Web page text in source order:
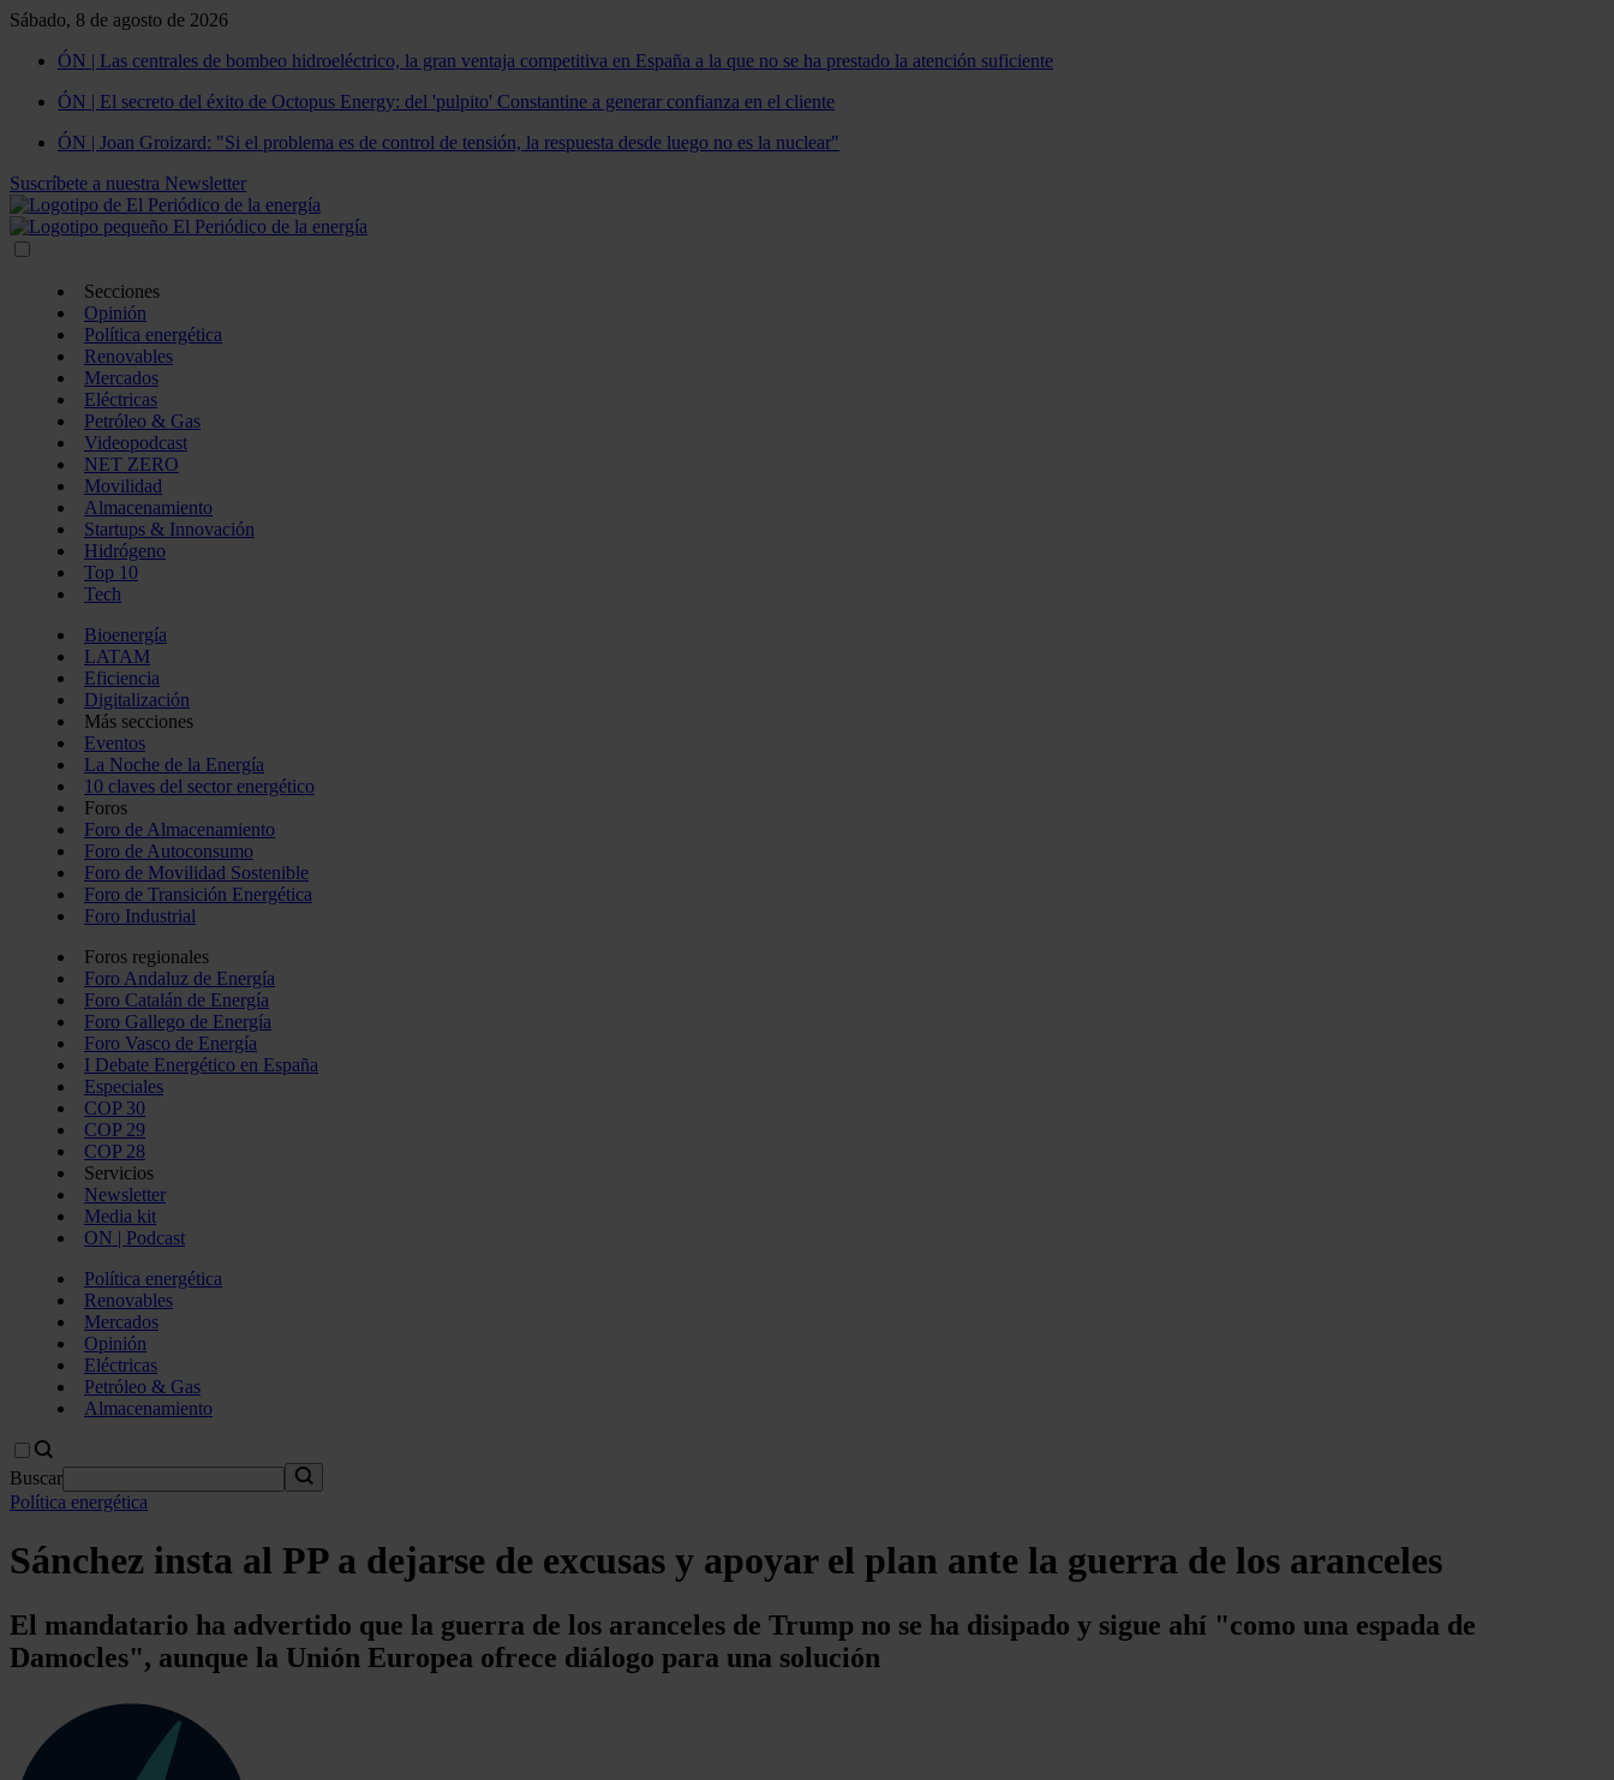
Sábado, 8 de agosto de 2026
ÓN | Las centrales de bombeo hidroeléctrico, la gran ventaja competitiva en España a la que no se ha prestado la atención suficiente
ÓN | El secreto del éxito de Octopus Energy: del 'pulpito' Constantine a generar confianza en el cliente
ÓN | Joan Groizard: "Si el problema es de control de tensión, la respuesta desde luego no es la nuclear"
Suscríbete a nuestra Newsletter
Secciones
Opinión
Política energética
Renovables
Mercados
Eléctricas
Petróleo & Gas
Videopodcast
NET ZERO
Movilidad
Almacenamiento
Startups & Innovación
Hidrógeno
Top 10
Tech
Bioenergía
LATAM
Eficiencia
Digitalización
Más secciones
Eventos
La Noche de la Energía
10 claves del sector energético
Foros
Foro de Almacenamiento
Foro de Autoconsumo
Foro de Movilidad Sostenible
Foro de Transición Energética
Foro Industrial
Foros regionales
Foro Andaluz de Energía
Foro Catalán de Energía
Foro Gallego de Energía
Foro Vasco de Energía
I Debate Energético en España
Especiales
COP 30
COP 29
COP 28
Servicios
Newsletter
Media kit
ON | Podcast
Política energética
Renovables
Mercados
Opinión
Eléctricas
Petróleo & Gas
Almacenamiento
Buscar
Política energética
Sánchez insta al PP a dejarse de excusas y apoyar el plan ante la guerra de los aranceles
El mandatario ha advertido que la guerra de los aranceles de Trump no se ha disipado y sigue ahí "como una espada de
Damocles", aunque la Unión Europea ofrece diálogo para una solución